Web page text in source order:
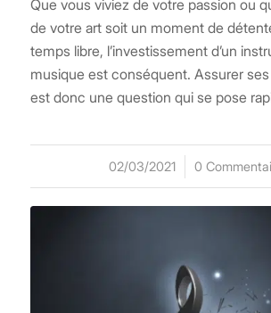
Que vous viviez de votre passion ou
de votre art soit un moment de
temps libre, l’investissement d’un
musique est conséquent. Assurer
est donc une question qui se pose
02/03/2021
/ 0